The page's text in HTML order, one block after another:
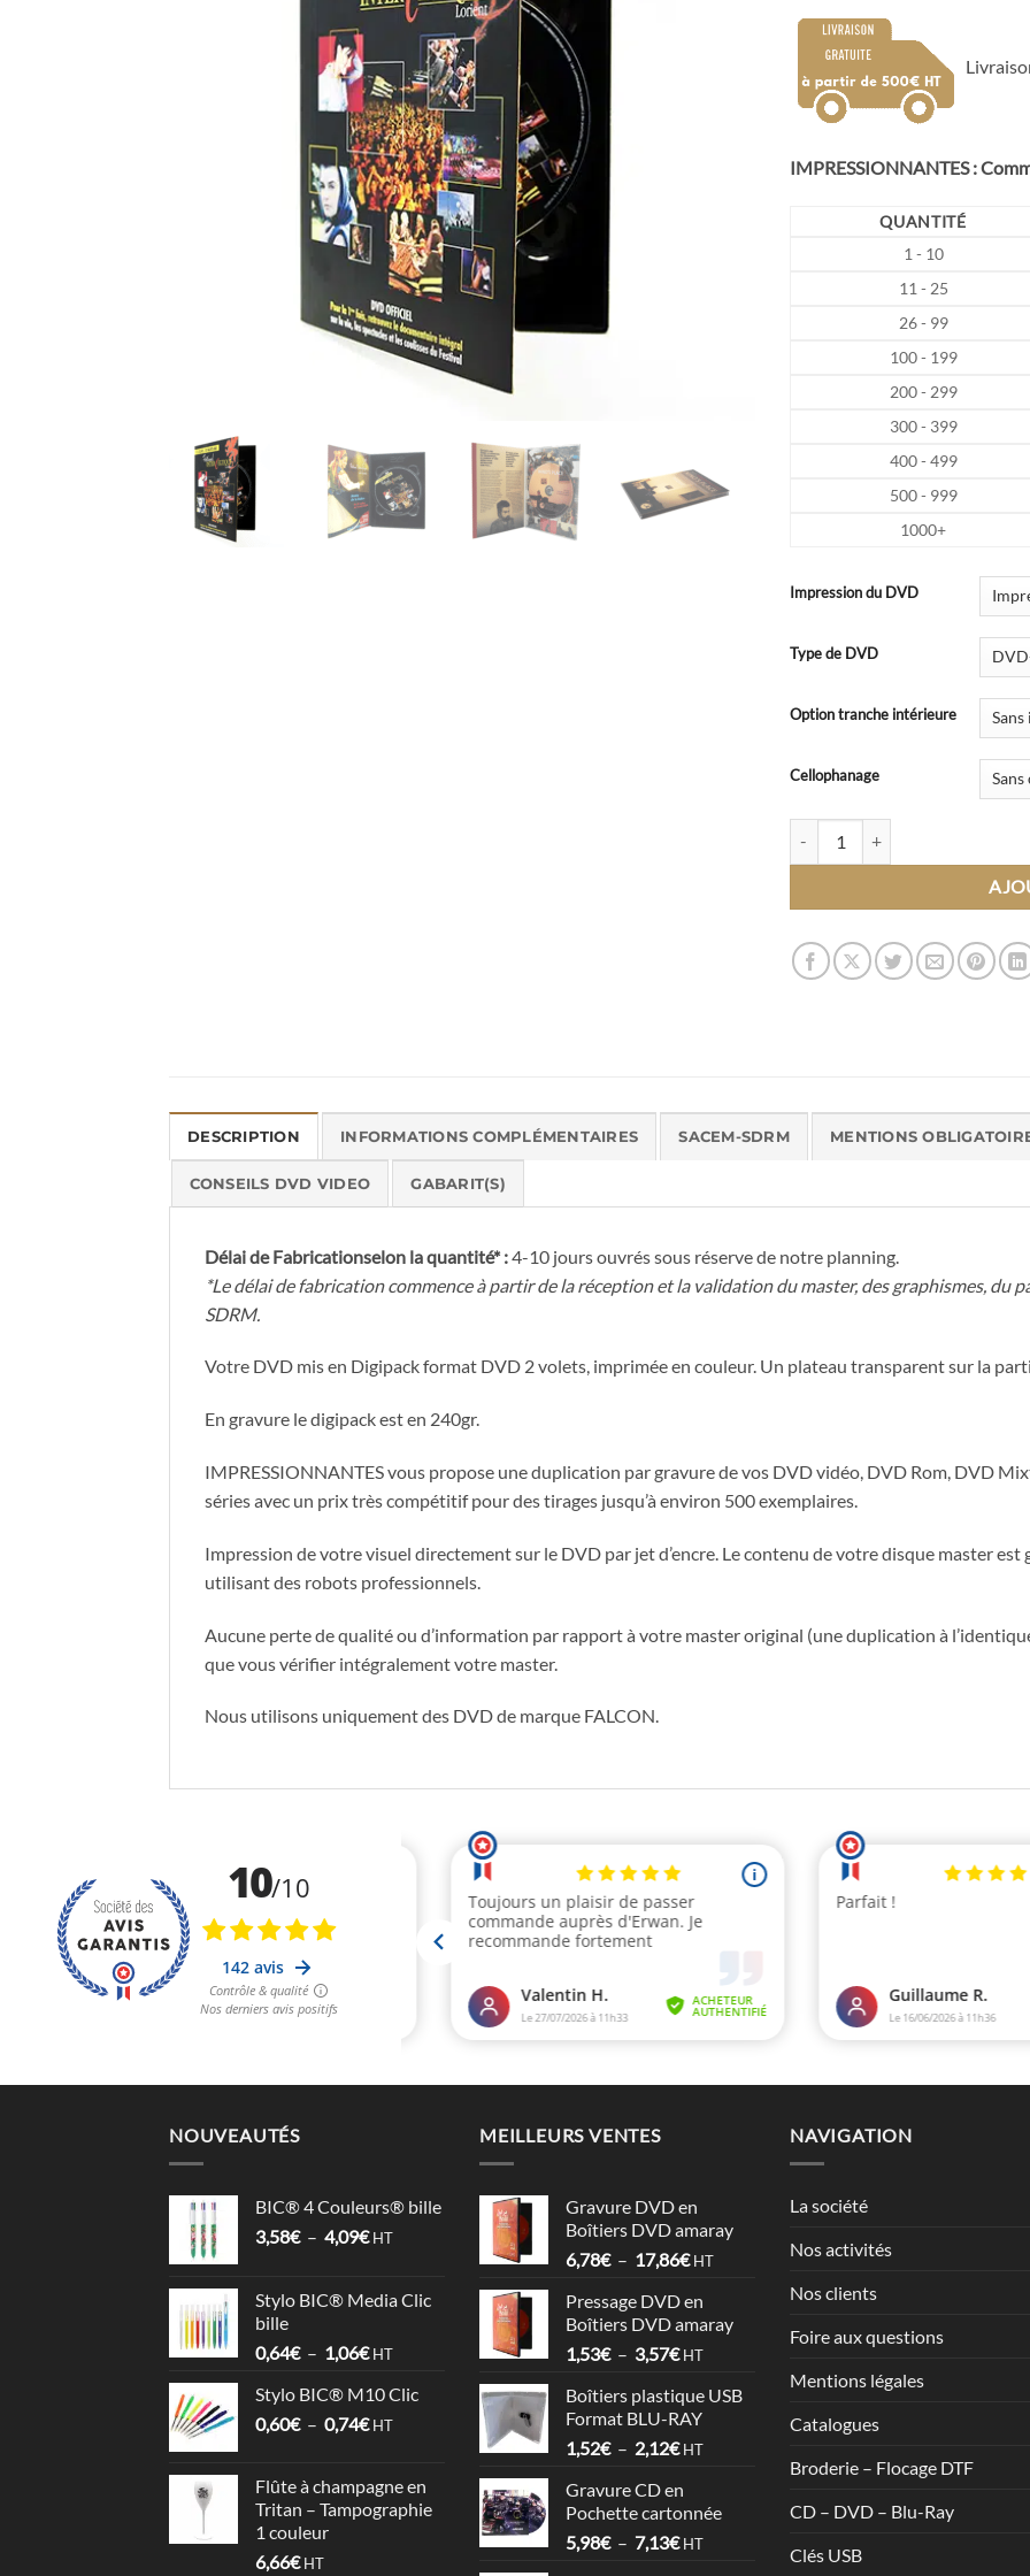
IMPRESSIONNANTES :
QUANTITÉ
1 - 10
11 - 25
26 - 99
100 - 199
200 - 299
300 - 399
400 - 499
500 - 999
1000+
Impression du DVD
Type de DVD
Option tranche intérieure
Cellophanage
DESCRIPTION INFORMATIONS COMPLÉMENTAIRES SACEM-SDRM MENTIONS
CONSEILS DVD VIDEO GABARIT(S)
Délai de Fabricationselon la quantité* :4-10 jours ouvrés sous réserve de notre planning.
*Le délai de fabrication commence à partir de la réception et la validation du master, des graphismes, du
SDRM.
Votre DVD mis en Digipack format DVD 2 volets, imprimée en couleur. Un plateau transparent sur la
En gravure le digipack est en 240gr.
IMPRESSIONNANTES vous propose une duplication par gravure de vos DVD vidéo, DVD Rom, DVD
séries avec un prix très compétitif pour des tirages jusqu’à environ 500 exemplaires.
Impression de votre visuel directement sur le DVD par jet d’encre. Le contenu de votre disque master
utilisant des robots professionnels.
Aucune perte de qualité ou d’information par rapport à votre master original (une duplication à
que vous vérifier intégralement votre master.
Nous utilisons uniquement des DVD de marque FALCON.
NOUVEAUTÉS
BIC® 4 Couleurs® bille
3,58€ – 4,09€Plage
3,58€
4,09€
HT
Stylo BIC® Media Clic
bille
0,64€ – 1,06€Plage
prix :
0,64€
HT
Stylo BIC® M10 Clic
0,60€ – 0,74€Plage
0,60€
à
HT
Flûte à champagne en
Tritan – Tampographie
1 couleur
6,66€ HT
MEILLEURS VENTES
Gravure DVD en
Boîtiers DVD amaray
6,78€ – 17,86€Plage
prix :
6,78€
à
HT
Pressage DVD en
Boîtiers DVD amaray
1,53€ – 3,57€Plage
prix :
1,53€
à
HT
Boîtiers plastique USB
Format BLU-RAY
1,52€ – 2,12€Plage
prix :
1,52€
à
HT
Gravure CD en
Pochette cartonnée
5,98€ – 7,13€Plage
HT
NAVIGATION
La société
Nos activités
Nos clients
Foire aux questions
Mentions légales
Catalogues
Broderie – Flocage DTF
CD – DVD – Blu-Ray
Clés USB